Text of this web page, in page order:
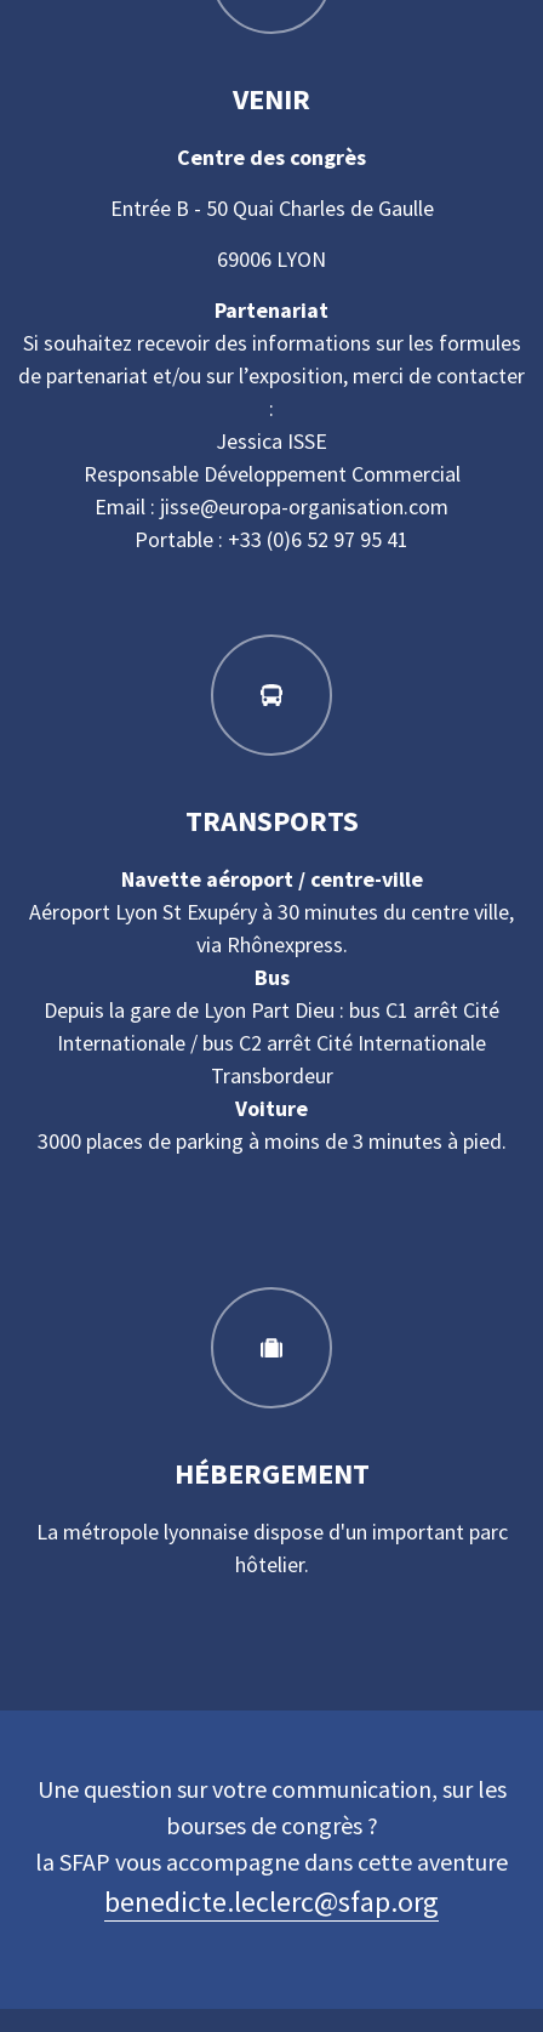
VENIR
Centre des congrès
Entrée B - 50 Quai Charles de Gaulle
69006 LYON
Partenariat
Si souhaitez recevoir des informations sur les formules
de partenariat et/ou sur l’exposition, merci de contacter
:
Jessica ISSE
Responsable Développement Commercial
Email : jisse@europa-organisation.com
Portable : +33 (0)6 52 97 95 41
TRANSPORTS
Navette aéroport / centre-ville
Aéroport Lyon St Exupéry à 30 minutes du centre ville,
via Rhônexpress.
Bus
Depuis la gare de Lyon Part Dieu : bus C1 arrêt Cité
Internationale / bus C2 arrêt Cité Internationale
Transbordeur
Voiture
3000 places de parking à moins de 3 minutes à pied.
HÉBERGEMENT
La métropole lyonnaise dispose d'un important parc
hôtelier.
Une question sur votre communication, sur les
bourses de congrès ?
la SFAP vous accompagne dans cette aventure
benedicte.leclerc@sfap.org